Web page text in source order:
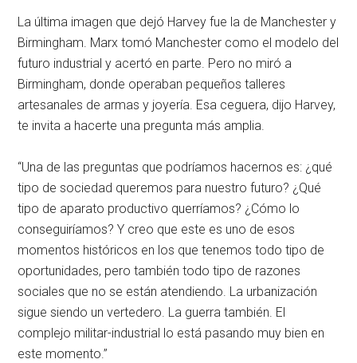
La última imagen que dejó Harvey fue la de Manchester y
Birmingham. Marx tomó Manchester como el modelo del
futuro industrial y acertó en parte. Pero no miró a
Birmingham, donde operaban pequeños talleres
artesanales de armas y joyería. Esa ceguera, dijo Harvey,
te invita a hacerte una pregunta más amplia.
“Una de las preguntas que podríamos hacernos es: ¿qué
tipo de sociedad queremos para nuestro futuro? ¿Qué
tipo de aparato productivo querríamos? ¿Cómo lo
conseguiríamos? Y creo que este es uno de esos
momentos históricos en los que tenemos todo tipo de
oportunidades, pero también todo tipo de razones
sociales que no se están atendiendo. La urbanización
sigue siendo un vertedero. La guerra también. El
complejo militar-industrial lo está pasando muy bien en
este momento.”